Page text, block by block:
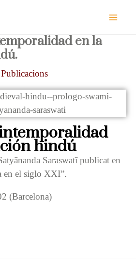
en la
hindú
Saraswatī publicat en
en el siglo XXI”.
(Barcelona)